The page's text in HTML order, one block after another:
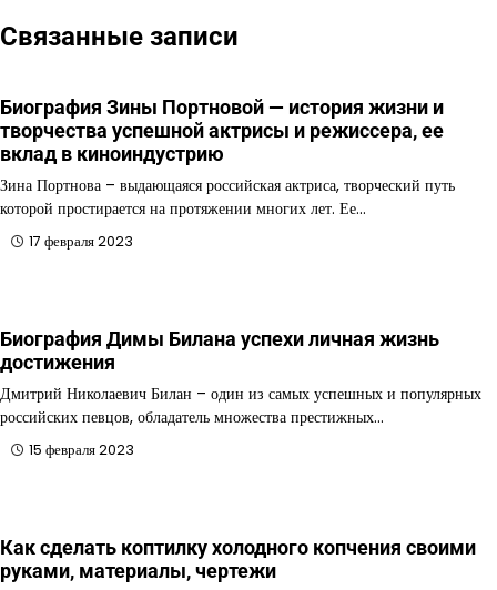
Связанные записи
Биография Зины Портновой — история жизни и
творчества успешной актрисы и режиссера, ее
вклад в киноиндустрию
Зина Портнова – выдающаяся российская актриса, творческий путь
которой простирается на протяжении многих лет. Ее…
17 февраля 2023
Биография Димы Билана успехи личная жизнь
достижения
Дмитрий Николаевич Билан – один из самых успешных и популярных
российских певцов, обладатель множества престижных…
15 февраля 2023
Как сделать коптилку холодного копчения своими
руками, материалы, чертежи